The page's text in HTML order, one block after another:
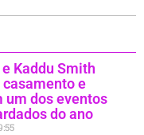
Kaddu Smith
e
um dos eventos
do ano